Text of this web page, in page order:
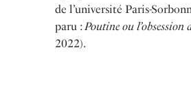
de l’université Paris-
paru :Poutine ou l’obsession
2022).